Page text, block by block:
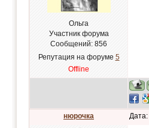
Ольга
Участник форума
Сообщений: 856
Репутация на форуме 5
Offline
нюрочка